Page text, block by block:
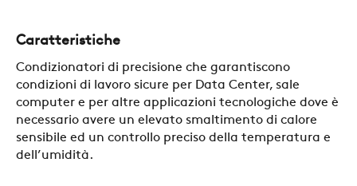
Caratteristiche
Condizionatori di precisione che garantiscono
condizioni di lavoro sicure per Data Center, sale
computer e per altre applicazioni tecnologiche dove è
necessario avere un elevato smaltimento di calore
sensibile ed un controllo preciso della temperatura e
dell’umidità.